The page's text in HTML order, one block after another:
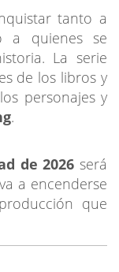
tanto a
a quienes se
La serie
de los libros y
personajes y
.
de 2026 será
a encenderse
que